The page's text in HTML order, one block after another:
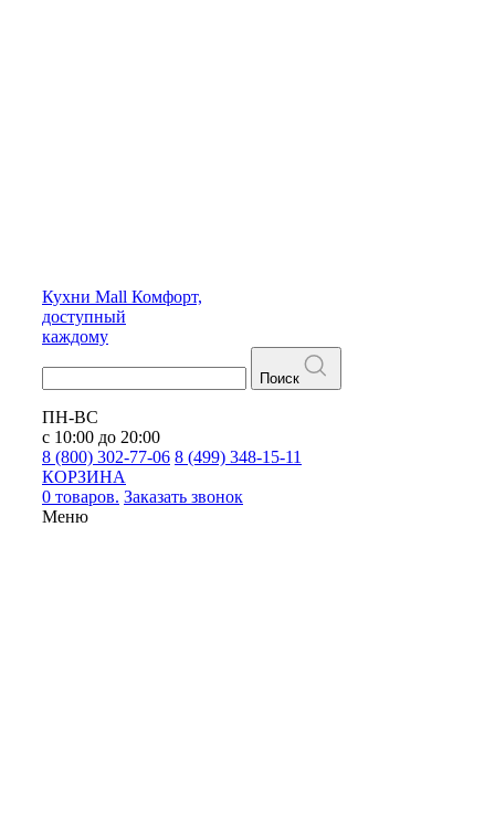
Кухни Mall Комфорт,
доступный
каждому
Поиск
ПН-ВС
с 10:00 до 20:00
8 (800) 302-77-06 8 (499) 348-15-11
КОРЗИНА
0 товаров. Заказать звонок
Меню